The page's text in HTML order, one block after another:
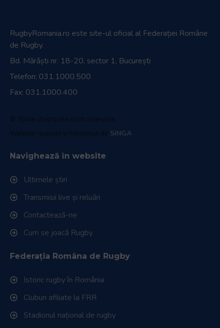
RugbyRomania.ro este site-ul oficial al Federației Române
de Rugby.
Bd. Mărăști nr. 18-20, sector 1, București
Telefon: 031.1000.500
Fax: 031.1000.400
© Toate drepturile sunt rezervate.
Website realizat și întreținut de SINGA
Navighează în website
Ultimele știri
Transmisii live și reluări
Contactează-ne
Cum se joacă Rugby
Federația Româna de Rugby
Istoric rugby în România
Cluburi afiliate la FRR
Stadionul național de rugby